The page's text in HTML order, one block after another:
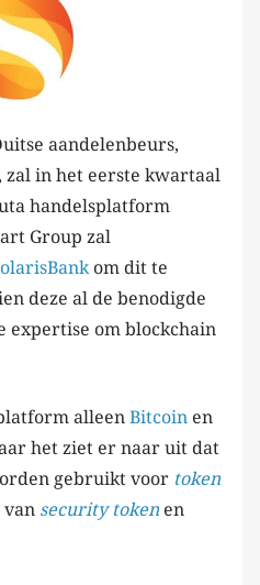
aandelenbeurs,
zal in het eerste kwartaal
handelsplatform
Group zal
om dit te
deze al de benodigde
expertise om blockchain
alleen Bitcoin en
het ziet er naar uit dat
gebruikt voor token
security token en